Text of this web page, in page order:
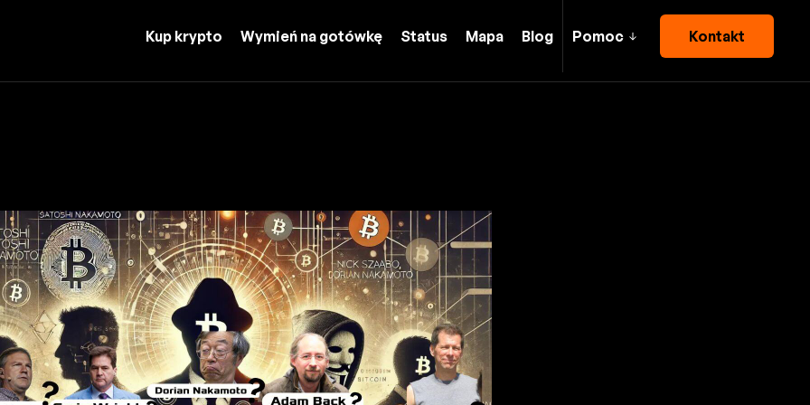
Kup krypto Wymień na gotówkę Status Mapa Blog Pomoc Kontakt